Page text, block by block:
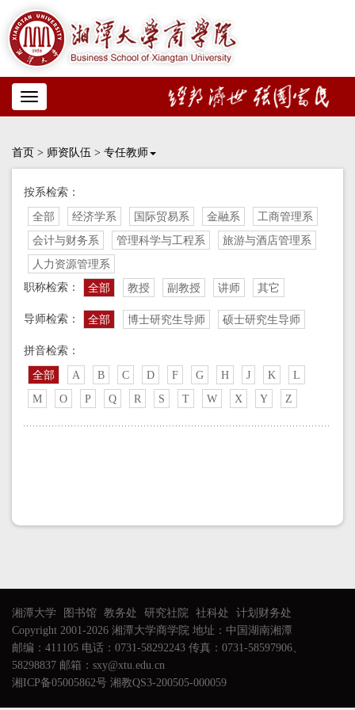
Toggle
navigation
首页 > 师资队伍 > 专任教师
按系检索：
全部 经济学系 国际贸易系 金融系
工商管理系
会计与财务系
管理科学与工程系
旅游与酒店管理系
人力资源管理系
职称检索：
全部 教授 副教授 讲师 其它
导师检索： 全部 博士研究生导师 硕士研究生导师
拼音检索：
全部 A B C D F G H J K
L
M
O P Q R S T W X Y Z
湘潭大学 图书馆 教务处 研究社院 社科处
计划财务处
Copyright 2001-2026 湘潭大学商学院 地址：中国湖南湘潭
邮编：411105 电话：0731-58292243 传真：0731-58597906、
58298837 邮箱：sxy@xtu.edu.cn
湘ICP备05005862号 湘教QS3-200505-000059